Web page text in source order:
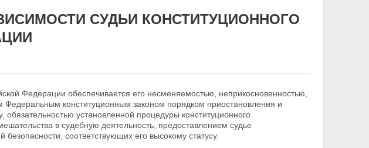
СУДЬИ КОНСТИТУЦИОННОГО
Федерации обеспечивается его несменяемостью, неприкосновенностью,
Федеральным конституционным законом порядком приостановления и
установленной процедуры конституционного
в судебную деятельность, предоставлением судье
соответствующих его высокому статусу.